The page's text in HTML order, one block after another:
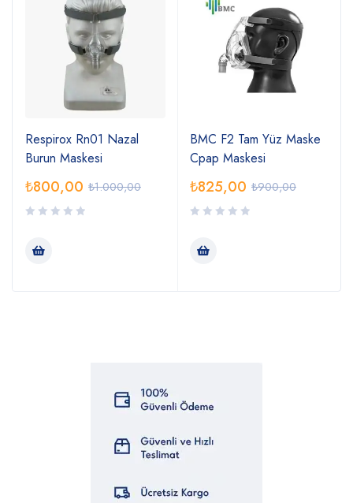
Respirox Rn01 Nazal
Burun Maskesi
₺1.000,00
₺800,00
BMC F2 Tam Yüz Maske
Cpap Maskesi
₺900,00
₺825,00